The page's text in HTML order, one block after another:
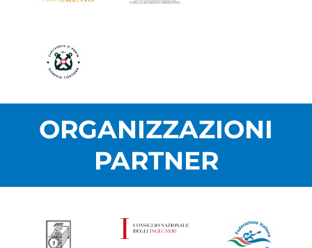
ORGANIZZAZIONI
PARTNER